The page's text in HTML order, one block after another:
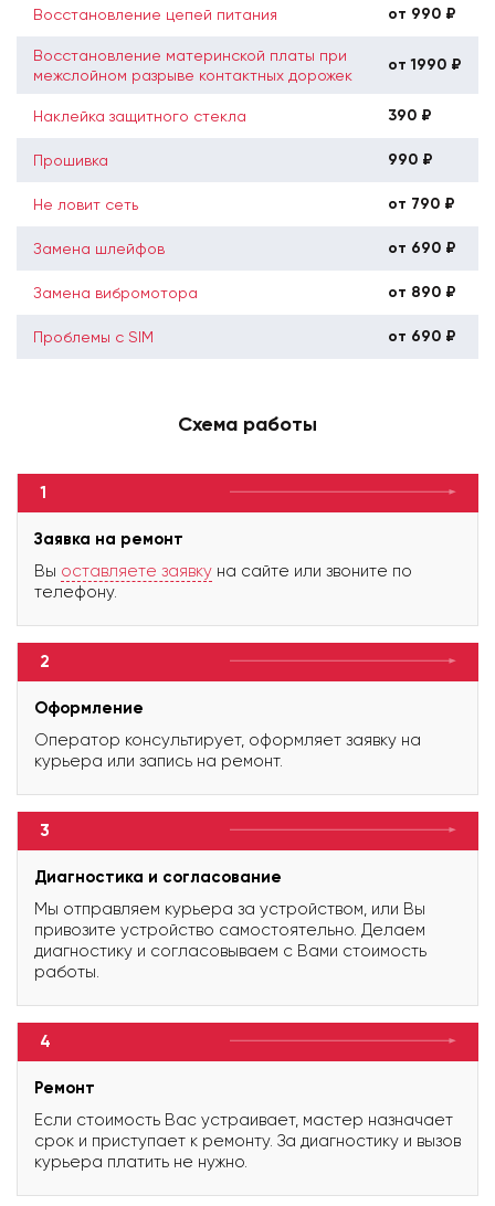
Восстановление цепей питания от 990 ₽
Восстановление материнской платы при
межслойном разрыве контактных дорожек
от 1990 ₽
Наклейка защитного стекла 390 ₽
Прошивка 990 ₽
Не ловит сеть от 790 ₽
Замена шлейфов от 690 ₽
Замена вибромотора от 890 ₽
Проблемы с SIM от 690 ₽
Схема работы
1
Заявка на ремонт
Вы оставляете заявку на сайте или звоните по
телефону.
2
Оформление
Оператор консультирует, оформляет заявку на
курьера или запись на ремонт.
3
Диагностика и согласование
Мы отправляем курьера за устройством, или Вы
привозите устройство самостоятельно. Делаем
диагностику и согласовываем с Вами стоимость
работы.
4
Ремонт
Если стоимость Вас устраивает, мастер назначает
срок и приступает к ремонту. За диагностику и вызов
курьера платить не нужно.